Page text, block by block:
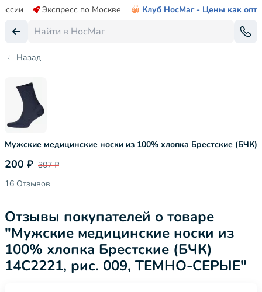
Экспресс по Москве Клуб НосМаг - Цены как опт
Назад
Мужские медицинские носки из 100% хлопка Брестские (БЧК)
200 ₽ 307 ₽
16 Отзывов
Отзывы покупателей о товаре
"Мужские медицинские носки из
100% хлопка Брестские (БЧК)
14С2221, рис. 009, ТЕМНО-СЕРЫЕ"